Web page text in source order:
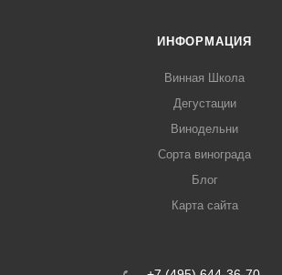
ИНФОРМАЦИЯ
Винная Школа
Дегустации
Винодельни
Сорта винограда
Блог
Карта сайта